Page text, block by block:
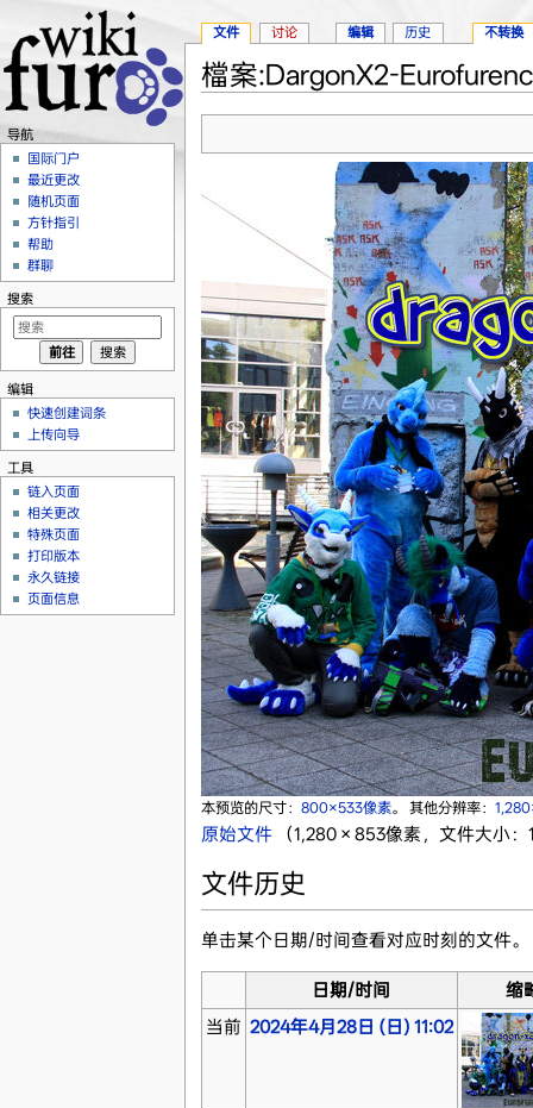
檔案:DargonX2-
本预览的尺寸： 800×533像素。 其他分辨率：
原始文件‎ （1,280 × 853像素，文件大小
文件历史
单击某个日期/时间查看对应时刻的文件。
日期/时间
缩
当前 2024年4月28日 (日) 11:02
文件 讨论 编辑 历史 不转换
导航
国际门户
最近更改
随机页面
方针指引
帮助
群聊
搜索
编辑
快速创建词条
上传向导
工具
链入页面
相关更改
特殊页面
打印版本
永久链接
页面信息